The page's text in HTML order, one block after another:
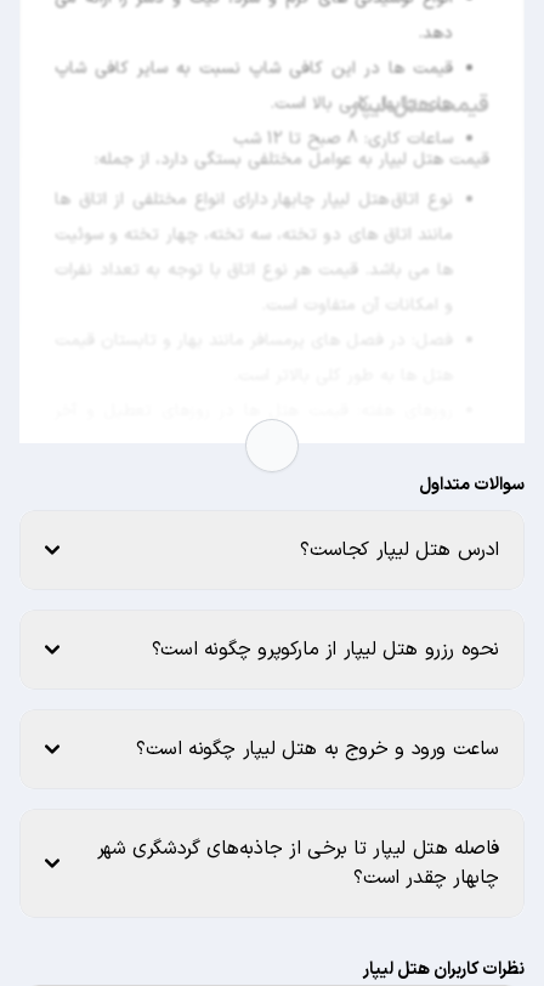
دهد.
قیمت ها در این کافی شاپ نسبت به سایر کافی شاپ
های چابهار کمی بالا است.
ساعات کاری: 8 صبح تا 12 شب
قیمت هتل لیپار
قیمت هتل لیپار به عوامل مختلفی بستگی دارد، از جمله:
نوع اتاق هتل لیپار چابهار دارای انواع مختلفی از اتاق ها
مانند اتاق های دو تخته، سه تخته، چهار تخته و سوئیت
ها می باشد. قیمت هر نوع اتاق با توجه به تعداد نفرات
و امکانات آن متفاوت است.
هفته به طور کلی بالاتر از روزهای وسط هفته است.
سوالات متداول
ادرس هتل لیپار کجاست؟
نحوه رزرو هتل لیپار از مارکوپرو چگونه است؟
ساعت ورود و خروج به هتل لیپار چگونه است؟
فاصله هتل لیپار تا برخی از جاذبه‌های گردشگری شهر
چابهار چقدر است؟
نظرات کاربران هتل لیپار